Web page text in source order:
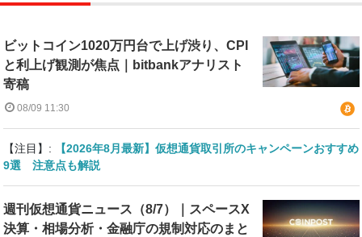
ビットコイン1020万円台で上げ渋り、CPI
と利上げ観測が焦点｜bitbankアナリスト
寄稿
08/09 11:30
【注目】:
【2026年8月最新】仮想通貨取引所のキャンペーンおすすめ
9選 注意点も解説
週刊仮想通貨ニュース（8/7）｜スペースX
決算・相場分析・金融庁の規制対応のまと